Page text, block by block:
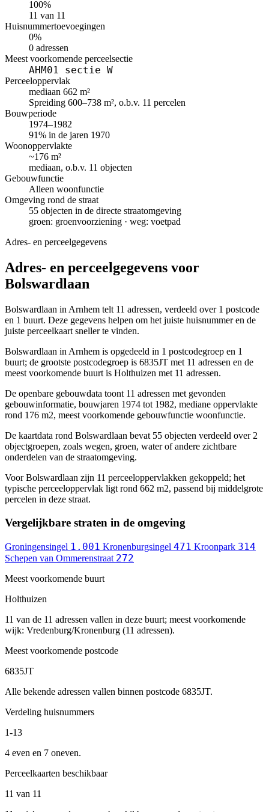
100%
11 van 11
Huisnummertoevoegingen
0%
0 adressen
Meest voorkomende perceelsectie
AHM01 sectie W
Perceeloppervlak
mediaan 662 m²
Spreiding 600–738 m², o.b.v. 11 percelen
Bouwperiode
1974–1982
91% in de jaren 1970
Woonoppervlakte
~176 m²
mediaan, o.b.v. 11 objecten
Gebouwfunctie
Alleen woonfunctie
Omgeving rond de straat
55 objecten in de directe straatomgeving
groen: groenvoorziening · weg: voetpad
Adres- en perceelgegevens
Adres- en perceelgegevens voor
Bolswardlaan
Bolswardlaan in Arnhem telt 11 adressen, verdeeld over 1 postcode
en 1 buurt. Deze gegevens helpen om het juiste huisnummer en de
juiste perceelkaart sneller te vinden.
Bolswardlaan in Arnhem is opgedeeld in 1 postcodegroep en 1
buurt; de grootste postcodegroep is 6835JT met 11 adressen en de
meest voorkomende buurt is Holthuizen met 11 adressen.
De openbare gebouwdata toont 11 adressen met gevonden
gebouwinformatie, bouwjaren 1974 tot 1982, mediane oppervlakte
rond 176 m2, meest voorkomende gebouwfunctie woonfunctie.
De kaartdata rond Bolswardlaan bevat 55 objecten verdeeld over 2
objectgroepen, zoals wegen, groen, water of andere zichtbare
onderdelen van de straatomgeving.
Voor Bolswardlaan zijn 11 perceeloppervlakken gekoppeld; het
typische perceeloppervlak ligt rond 662 m2, passend bij middelgrote
percelen in deze straat.
Vergelijkbare straten in de omgeving
Groningensingel 1.001 Kronenburgsingel 471 Kroonpark 314
Schepen van Ommerenstraat 272
Meest voorkomende buurt
Holthuizen
11 van de 11 adressen vallen in deze buurt; meest voorkomende
wijk: Vredenburg/Kronenburg (11 adressen).
Meest voorkomende postcode
6835JT
Alle bekende adressen vallen binnen postcode 6835JT.
Verdeling huisnummers
1-13
4 even en 7 oneven.
Perceelkaarten beschikbaar
11 van 11